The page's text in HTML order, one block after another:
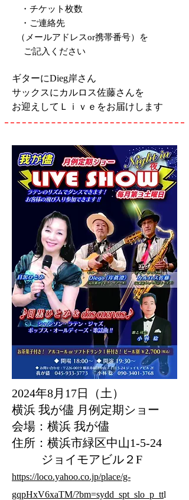
・チケット枚数
・ご連絡先
（メールアドレスor携帯番号）を
ご記入ください
ギターにDieg岸さん
サックスにカルロス佐藤さんを
お迎えしてＬｉｖｅをお届けします
2024年8月17日（土）
横浜 我が儘 月例定期ショー
会場：横浜 我が儘
住所：横浜市緑区中山1-5-24
ジョイモアビル２F
https://loco.yahoo.co.jp/place/g-
gqpHxV6xaTM/?bm=sydd_spt_slo_p_ttl